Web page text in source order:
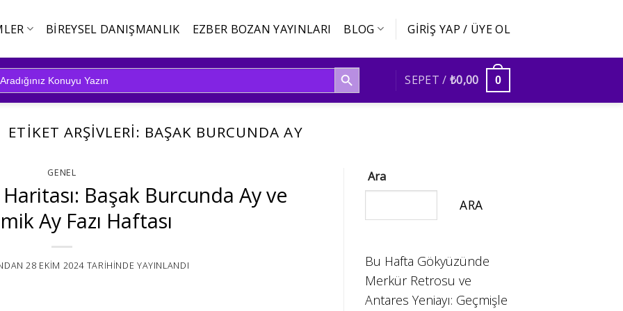
BIREYSEL DANIŞMANLIK EZBER BOZAN YAYINLARI BLOG GIRIŞ YAP / ÜYE OL
SEARCH BUTTON
SEPET / ₺0,00 0
ETIKET ARŞIVLERI: BAŞAK BURCUNDA AY
GENEL
Başak Burcunda Ay ve
Ay Fazı Haftası
28 EKIM 2024 TARIHINDE YAYINLANDI
Ara
ARA
Bu Hafta Gökyüzünde
Merkür Retrosu ve
Antares Yeniayı: Geçmişle